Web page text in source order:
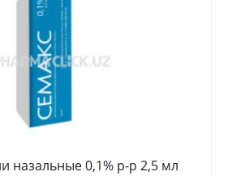
назальные 0,1% р-р 2,5 мл